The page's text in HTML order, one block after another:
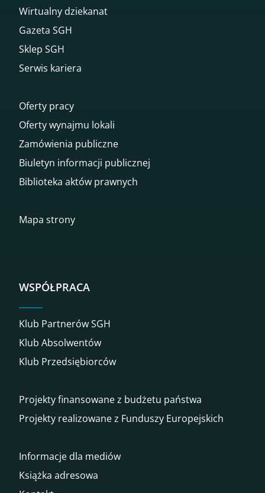
Wirtualny dziekanat
Gazeta SGH
Sklep SGH
Serwis kariera
Oferty pracy
Oferty wynajmu lokali
Zamówienia publiczne
Biuletyn informacji publicznej
Biblioteka aktów prawnych
Mapa strony
WSPÓŁPRACA
Klub Partnerów SGH
Klub Absolwentów
Klub Przedsiębiorców
Projekty finansowane z budżetu państwa
Projekty realizowane z Funduszy Europejskich
Informacje dla mediów
Książka adresowa